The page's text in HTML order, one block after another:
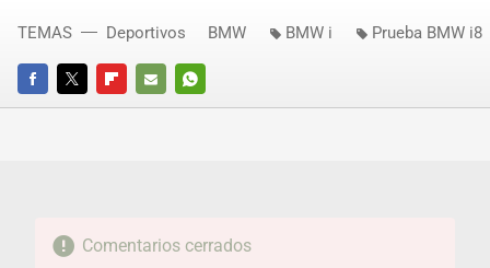
FACEBOOKTWITTERFLIPBOARD
E-
WHATSAPP
TEMAS Deportivos BMW BMW i Prueba BMW i8
Comentarios cerrados